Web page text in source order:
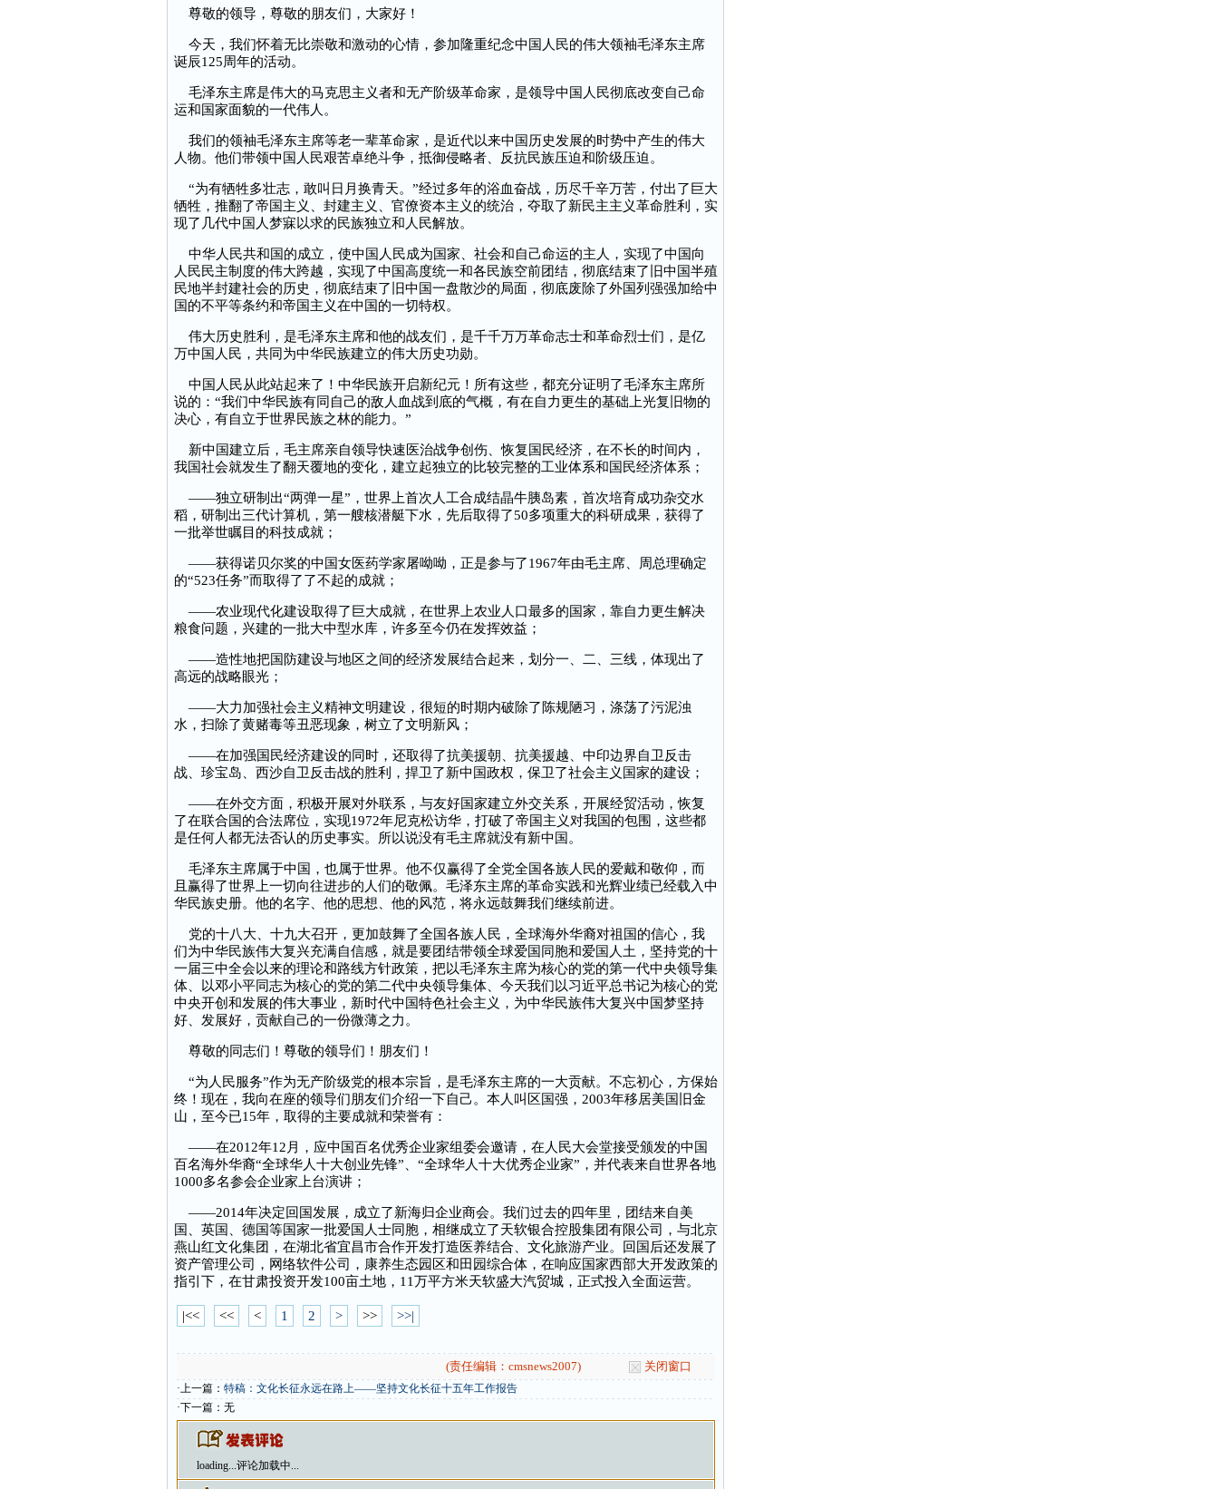
尊敬的领导，尊敬的朋友们，大家好！
今天，我们怀着无比崇敬和激动的心情，参加隆重纪念中国人民的伟大领袖毛泽东主席
诞辰125周年的活动。
毛泽东主席是伟大的马克思主义者和无产阶级革命家，是领导中国人民彻底改变自己命
运和国家面貌的一代伟人。
我们的领袖毛泽东主席等老一辈革命家，是近代以来中国历史发展的时势中产生的伟大
人物。他们带领中国人民艰苦卓绝斗争，抵御侵略者、反抗民族压迫和阶级压迫。
“为有牺牲多壮志，敢叫日月换青天。”经过多年的浴血奋战，历尽千辛万苦，付出了巨大
牺牲，推翻了帝国主义、封建主义、官僚资本主义的统治，夺取了新民主主义革命胜利，实
现了几代中国人梦寐以求的民族独立和人民解放。
中华人民共和国的成立，使中国人民成为国家、社会和自己命运的主人，实现了中国向
人民民主制度的伟大跨越，实现了中国高度统一和各民族空前团结，彻底结束了旧中国半殖
民地半封建社会的历史，彻底结束了旧中国一盘散沙的局面，彻底废除了外国列强强加给中
国的不平等条约和帝国主义在中国的一切特权。
伟大历史胜利，是毛泽东主席和他的战友们，是千千万万革命志士和革命烈士们，是亿
万中国人民，共同为中华民族建立的伟大历史功勋。
中国人民从此站起来了！中华民族开启新纪元！所有这些，都充分证明了毛泽东主席所
说的：“我们中华民族有同自己的敌人血战到底的气概，有在自力更生的基础上光复旧物的
决心，有自立于世界民族之林的能力。”
新中国建立后，毛主席亲自领导快速医治战争创伤、恢复国民经济，在不长的时间内，
我国社会就发生了翻天覆地的变化，建立起独立的比较完整的工业体系和国民经济体系；
——独立研制出“两弹一星”，世界上首次人工合成结晶牛胰岛素，首次培育成功杂交水
稻，研制出三代计算机，第一艘核潜艇下水，先后取得了50多项重大的科研成果，获得了
一批举世瞩目的科技成就；
——获得诺贝尔奖的中国女医药学家屠呦呦，正是参与了1967年由毛主席、周总理确定
的“523任务”而取得了了不起的成就；
——农业现代化建设取得了巨大成就，在世界上农业人口最多的国家，靠自力更生解决
粮食问题，兴建的一批大中型水库，许多至今仍在发挥效益；
——造性地把国防建设与地区之间的经济发展结合起来，划分一、二、三线，体现出了
高远的战略眼光；
——大力加强社会主义精神文明建设，很短的时期内破除了陈规陋习，涤荡了污泥浊
水，扫除了黄赌毒等丑恶现象，树立了文明新风；
——在加强国民经济建设的同时，还取得了抗美援朝、抗美援越、中印边界自卫反击
战、珍宝岛、西沙自卫反击战的胜利，捍卫了新中国政权，保卫了社会主义国家的建设；
——在外交方面，积极开展对外联系，与友好国家建立外交关系，开展经贸活动，恢复
了在联合国的合法席位，实现1972年尼克松访华，打破了帝国主义对我国的包围，这些都
是任何人都无法否认的历史事实。所以说没有毛主席就没有新中国。
毛泽东主席属于中国，也属于世界。他不仅赢得了全党全国各族人民的爱戴和敬仰，而
且赢得了世界上一切向往进步的人们的敬佩。毛泽东主席的革命实践和光辉业绩已经载入中
华民族史册。他的名字、他的思想、他的风范，将永远鼓舞我们继续前进。
党的十八大、十九大召开，更加鼓舞了全国各族人民，全球海外华裔对祖国的信心，我
们为中华民族伟大复兴充满自信感，就是要团结带领全球爱国同胞和爱国人土，坚持党的十
一届三中全会以来的理论和路线方针政策，把以毛泽东主席为核心的党的第一代中央领导集
体、以邓小平同志为核心的党的第二代中央领导集体、今天我们以习近平总书记为核心的党
中央开创和发展的伟大事业，新时代中国特色社会主义，为中华民族伟大复兴中国梦坚持
好、发展好，贡献自己的一份微薄之力。
尊敬的同志们！尊敬的领导们！朋友们！
“为人民服务”作为无产阶级党的根本宗旨，是毛泽东主席的一大贡献。不忘初心，方保始
终！现在，我向在座的领导们朋友们介绍一下自己。本人叫区国强，2003年移居美国旧金
山，至今已15年，取得的主要成就和荣誉有：
——在2012年12月，应中国百名优秀企业家组委会邀请，在人民大会堂接受颁发的中国
百名海外华裔“全球华人十大创业先锋”、“全球华人十大优秀企业家”，并代表来自世界各地
1000多名参会企业家上台演讲；
——2014年决定回国发展，成立了新海归企业商会。我们过去的四年里，团结来自美
国、英国、德国等国家一批爱国人士同胞，相继成立了天软银合控股集团有限公司，与北京
燕山红文化集团，在湖北省宜昌市合作开发打造医养结合、文化旅游产业。回国后还发展了
资产管理公司，网络软件公司，康养生态园区和田园综合体，在响应国家西部大开发政策的
指引下，在甘肃投资开发100亩土地，11万平方米天软盛大汽贸城，正式投入全面运营。
|<< << < 1 2 > >> >>|
(责任编辑：cmsnews2007) 关闭窗口
·上一篇： 特稿：文化长征永远在路上——坚持文化长征十五年工作报告
·下一篇：无
loading...评论加载中...